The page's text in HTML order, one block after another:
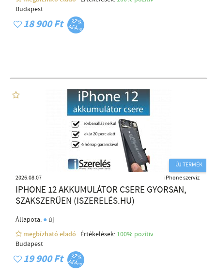
Budapest
18 900 Ft
ÚJ TERMÉK
2026.08.07
iPhone szerviz
IPHONE 12 AKKUMULÁTOR CSERE GYORSAN,
SZAKSZERŰEN (ISZERELÉS.HU)
Állapota: ● új
megbízható eladó
Értékelések: 100% pozítiv
Budapest
19 900 Ft